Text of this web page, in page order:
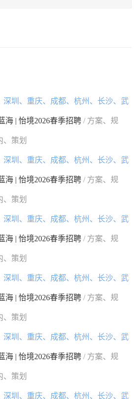
深圳、重庆、成都、杭州、长沙、武
海 | 怡境2026春季招聘 / 方案、规
、策划
深圳、重庆、成都、杭州、长沙、武
海 | 怡境2026春季招聘 / 方案、规
、策划
深圳、重庆、成都、杭州、长沙、武
海 | 怡境2026春季招聘 / 方案、规
、策划
深圳、重庆、成都、杭州、长沙、武
海 | 怡境2026春季招聘 / 方案、规
、策划
深圳、重庆、成都、杭州、长沙、武
海 | 怡境2026春季招聘 / 方案、规
、策划
深圳、重庆、成都、杭州、长沙、武